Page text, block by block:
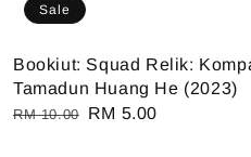
Sale
Bookiut: Squad Relik:
Tamadun Huang He (2023)
Regular
RM 10.00
Sale
RM 5.00